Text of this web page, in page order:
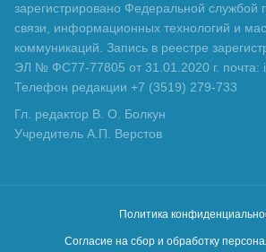
зарегистрировано Федеральной службой
связи, информационных технологий и
коммуникаций. Запись в реестре
ЭЛ № ФС77-77805 от 31.01.2020 г. почта:
Телефон редакции +7 (3519) 279-733
Гл. редактор В. О. Болкун
Учредитель А.П. Верстов
Политика
Согласие на сбор и обработку